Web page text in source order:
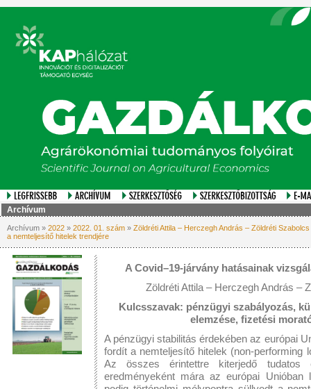
Archívum
Archívum » 2022 » 2022. 01. szám » Zöldréti Attila – Herczegh András – Zöldréti
a nemteljesítő hitelek trendjére
A Covid–19-járvány hatásainak
Zöldréti Attila – Herczegh András –
Kulcsszavak: pénzügyi szabályozás,
elemzése, fizetési
A pénzügyi stabilitás érdekében az európai
fordít a nemteljesítő hitelek (non-performing
Az összes érintettre kiterjedő tudatos
eredményeként mára az európai Unióban